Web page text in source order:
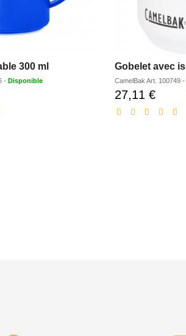
300 ml
- Disponible CamelBak Art. 100749-
27,11 €Prix